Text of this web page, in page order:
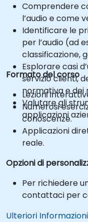
Comprendere
l’audio e come
Identificare le
per l’audio (ad
classificazione,
Esplorare casi
servizio clienti,
normativa e dei
Valutare gli
applicazioni
Formato del corso
Lezioni
Numerosi
conoscenze.
Applicazioni
reale.
Opzioni di
Per richiedere
contattaci per
Ulteriori Informazioni